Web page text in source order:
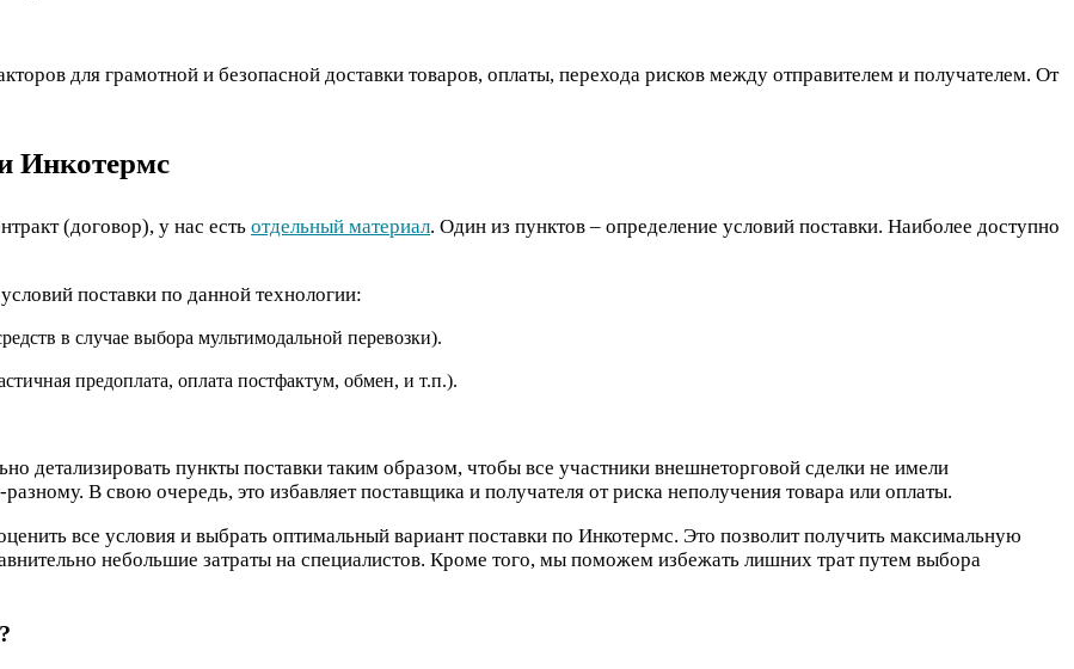
для грамотной и безопасной доставки товаров, оплаты, перехода рисков между отправителем и получателем. От
Инкотермс
(договор), у нас есть отдельный материал. Один из пунктов – определение условий поставки. Наиболее доступно
поставки по данной технологии:
в случае выбора мультимодальной перевозки).
предоплата, оплата постфактум, обмен, и т.п.).
детализировать пункты поставки таким образом, чтобы все участники внешнеторговой сделки не имели
В свою очередь, это избавляет поставщика и получателя от риска неполучения товара или оплаты.
все условия и выбрать оптимальный вариант поставки по Инкотермс. Это позволит получить максимальную
небольшие затраты на специалистов. Кроме того, мы поможем избежать лишних трат путем выбора